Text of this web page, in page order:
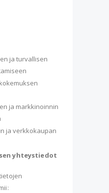
ja turvallisen
ja markkinoinnin
ja verkkokaupan
yhteystiedot